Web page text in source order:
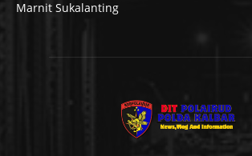
Marnit Sukalanting